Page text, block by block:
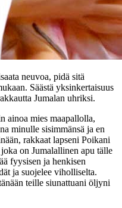
neuvoa, pidä sitä
Säästä yksinkertaisuus
Jumalan uhriksi.
ainoa mies maapallolla,
minulle sisimmänsä ja en
rakkaat lapseni Poikani
on Jumalallinen apu tälle
fyysisen ja henkisen
ja suojelee viholliselta.
teille siunattuani öljyni